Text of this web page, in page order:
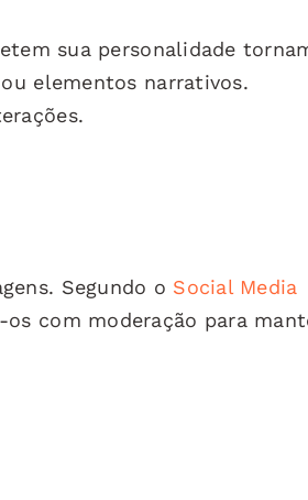
sua personalidade
elementos narrativos.
Segundo o Social Media
com moderação para